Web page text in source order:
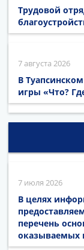
Трудовой
7 августа 2026
В
игры «Что?
7 июля 2026
В целях
перечень
оказываемых